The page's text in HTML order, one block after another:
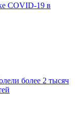
COVID-19 в
более 2 тысяч